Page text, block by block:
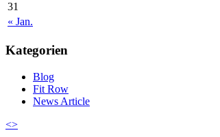
« Jan.
31
Kategorien
Blog
Fit Row
News Article
<>